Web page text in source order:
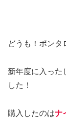
どうも！ポンタ
新年度に入った
した！
購入したのはナ